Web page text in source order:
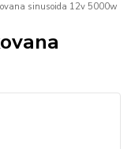
sinusoida 12v 5000w